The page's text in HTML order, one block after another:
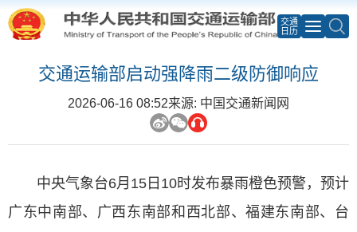
交通
日历
交通运输部启动强降雨二级防御响应
2026-06-16 08:52来源: 中国交通新闻网
中央气象台6月15日10时发布暴雨橙色预警，预计
广东中南部、广西东南部和西北部、福建东南部、台